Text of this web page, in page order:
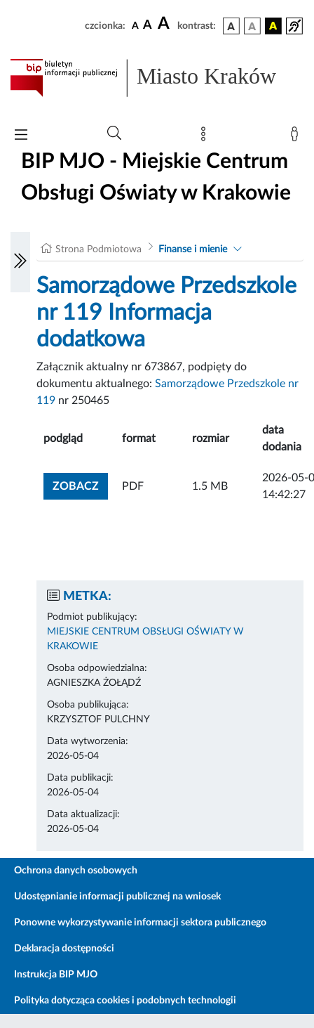
czcionka: A A A kontrast:
Miasto Kraków
BIP MJO - Miejskie Centrum
Obsługi Oświaty w Krakowie
Strona Podmiotowa Finanse i mienie
Samorządowe Przedszkole
nr 119 Informacja
dodatkowa
Załącznik aktualny nr 673867, podpięty do
dokumentu aktualnego:Samorządowe Przedszkole nr
119 nr 250465
podgląd format rozmiar
data
dodania
ZOBACZZOBACZ ZAŁĄCZNIK
PDF 1.5 MB
2026-05-
14:42:27
METKA:
Podmiot publikujący:
MIEJSKIE CENTRUM OBSŁUGI OŚWIATY W
KRAKOWIE
Osoba odpowiedzialna:
AGNIESZKA ŻOŁĄDŹ
Osoba publikująca:
KRZYSZTOF PULCHNY
Data wytworzenia:
2026-05-04
Data publikacji:
2026-05-04
Data aktualizacji:
2026-05-04
Ochrona danych osobowych
Udostępnianie informacji publicznej na wniosek
Ponowne wykorzystywanie informacji sektora publicznego
Deklaracja dostępności
Instrukcja BIP MJO
Polityka dotycząca cookies i podobnych technologii